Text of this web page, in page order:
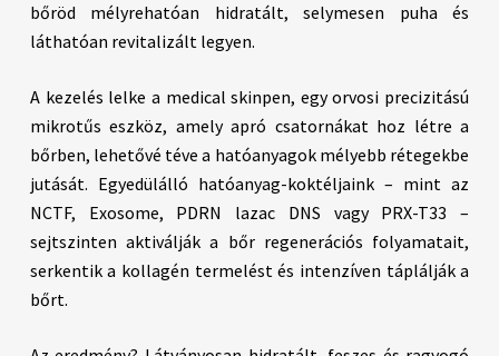
bőröd mélyrehatóan hidratált, selymesen puha és
láthatóan revitalizált legyen.
A kezelés lelke a medical skinpen, egy orvosi precizitású
mikrotűs eszköz, amely apró csatornákat hoz létre a
bőrben, lehetővé téve a hatóanyagok mélyebb rétegekbe
jutását. Egyedülálló hatóanyag-koktéljaink – mint az
NCTF, Exosome, PDRN lazac DNS vagy PRX-T33 –
sejtszinten aktiválják a bőr regenerációs folyamatait,
serkentik a kollagén termelést és intenzíven táplálják a
bőrt.